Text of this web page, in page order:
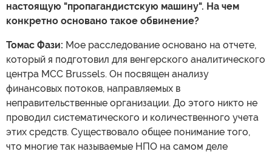
настоящую "пропагандистскую машину". На чем
конкретно основано такое обвинение?
Томас Фази: Мое расследование основано на отчете,
который я подготовил для венгерского аналитического
центра MCC Brussels. Он посвящен анализу
финансовых потоков, направляемых в
неправительственные организации. До этого никто не
проводил систематического и количественного учета
этих средств. Существовало общее понимание того,
что многие так называемые НПО на самом деле